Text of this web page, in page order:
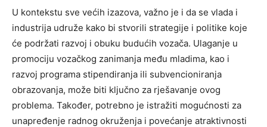
U kontekstu sve većih izazova, važno je i da se vlada i
industrija udruže kako bi stvorili strategije i politike koje
će podržati razvoj i obuku budućih vozača. Ulaganje u
promociju vozačkog zanimanja među mladima, kao i
razvoj programa stipendiranja ili subvencioniranja
obrazovanja, može biti ključno za rješavanje ovog
problema. Također, potrebno je istražiti mogućnosti za
unapređenje radnog okruženja i povećanje atraktivnosti